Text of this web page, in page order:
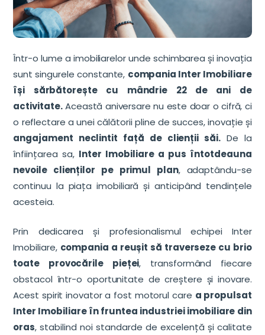
Într-o lume a imobiliarelor unde schimbarea și inovația
sunt singurele constante, compania Inter Imobiliare
își sărbătorește cu mândrie 22 de ani de
activitate.Această aniversare nu este doar o cifră, ci
o reflectare a unei călătorii pline de succes, inovație și
angajament neclintit față de clienții săi.De la
înființarea sa, Inter Imobiliare a pus întotdeauna
nevoile clienților pe primul plan, adaptându-se
continuu la piața imobiliară și anticipând tendințele
acesteia.
Prin dedicarea și profesionalismul echipei Inter
Imobiliare, compania a reușit să traverseze cu brio
toate provocările pieței, transformând fiecare
obstacol într-o oportunitate de creștere și inovare.
Acest spirit inovator a fost motorul care a propulsat
Inter Imobiliare în fruntea industriei imobiliare din
oras, stabilind noi standarde de excelență și calitate